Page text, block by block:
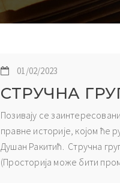
01/02/2023
СТРУЧНА
Позивају се
правне историје, којом ће
Душан Ракитић. Стручна
(Просторија може бити